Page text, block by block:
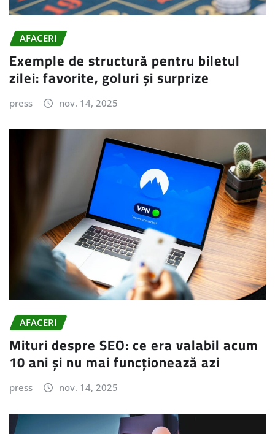
AFACERI
Exemple de structură pentru biletul
zilei: favorite, goluri și surprize
press nov. 14, 2025
AFACERI
Mituri despre SEO: ce era valabil acum
10 ani și nu mai funcționează azi
press nov. 14, 2025